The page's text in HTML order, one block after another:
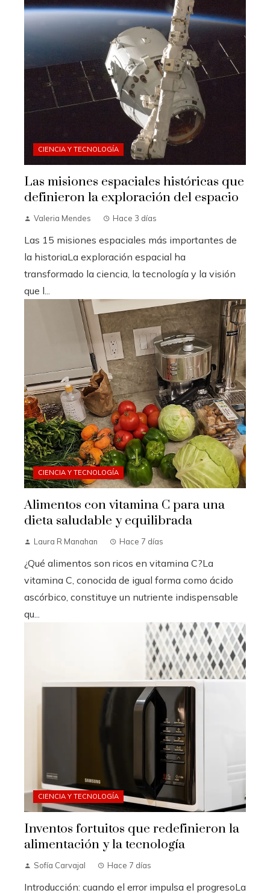
CIENCIA Y TECNOLOGÍA
Las misiones espaciales históricas que
definieron la exploración del espacio
Valeria Mendes Hace 3 días
Las 15 misiones espaciales más importantes de
la historiaLa exploración espacial ha
transformado la ciencia, la tecnología y la visión
que l...
CIENCIA Y TECNOLOGÍA
Alimentos con vitamina C para una
dieta saludable y equilibrada
Laura R Manahan Hace 7 días
¿Qué alimentos son ricos en vitamina C?La
vitamina C, conocida de igual forma como ácido
ascórbico, constituye un nutriente indispensable
qu...
CIENCIA Y TECNOLOGÍA
Inventos fortuitos que redefinieron la
alimentación y la tecnología
Sofía Carvajal Hace 7 días
Introducción: cuando el error impulsa el progresoLa